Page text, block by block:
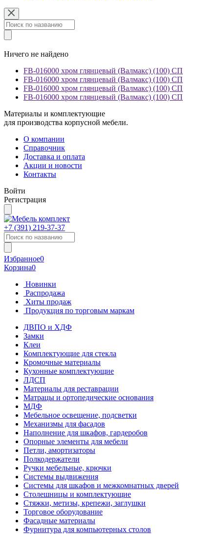
Ничего не найдено
FB-016000 хром глянцевый (Валмакс) (100) СП
FB-016000 хром глянцевый (Валмакс) (100) СП
FB-016000 хром глянцевый (Валмакс) (100) СП
FB-016000 хром глянцевый (Валмакс) (100) СП
Материалы и комплектующие
для производства корпусной мебели.
О компании
Справочник
Доставка и оплата
Акции и новости
Контакты
Войти
Регистрация
+7 (391) 219-37-37
Избранное0
Корзина0
Новинки
Распродажа
Хиты продаж
Продукция по торговым маркам
ДВПО и ХДФ
Замки
Клеи
Комплектующие для стекла
Кромочные материалы
Кухонные комплектующие
ЛДСП
Материалы для реставрации
Матрацы и ортопедические основания
МДФ
Мебельное освещение, подсветки
Механизмы для фасадов
Наполнение для шкафов, гардеробов
Опорные элементы для мебели
Петли, амортизаторы
Полкодержатели
Ручки мебельные, крючки
Системы выдвижения
Системы для шкафов и межкомнатных дверей
Столешницы и комплектующие
Стяжки, метизы, крепежи, заглушки
Торговое оборудование
Фасадные материалы
Фурнитура для компьютерных столов